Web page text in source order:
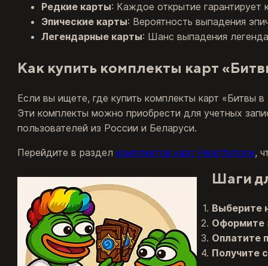
Редкие карты: Каждое открытие
Эпические карты: Вероятность выпадения
Легендарные карты: Шанс выпадения
Как купить комплекты карт
Если вы ищете, где купить комплекты карт «Битвы
Эти комплекты можно приобрести для учетных
пользователей из России и Беларуси.
Перейдите в разделкомплектов карт Hearthstone,
Шаги
Выберите
Оформите
Оплатите
Получите